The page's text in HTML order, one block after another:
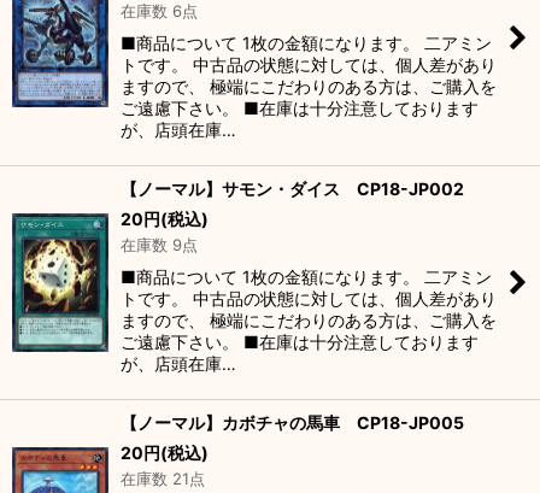
在庫数 6点
■商品について 1枚の金額になります。 二アミン
トです。 中古品の状態に対しては、個人差があり
ますので、 極端にこだわりのある方は、ご購入を
ご遠慮下さい。 ■在庫は十分注意しております
が、店頭在庫…
【ノーマル】サモン・ダイス CP18-JP002
20円(税込)
在庫数 9点
■商品について 1枚の金額になります。 二アミン
トです。 中古品の状態に対しては、個人差があり
ますので、 極端にこだわりのある方は、ご購入を
ご遠慮下さい。 ■在庫は十分注意しております
が、店頭在庫…
【ノーマル】カボチャの馬車 CP18-JP005
20円(税込)
在庫数 21点